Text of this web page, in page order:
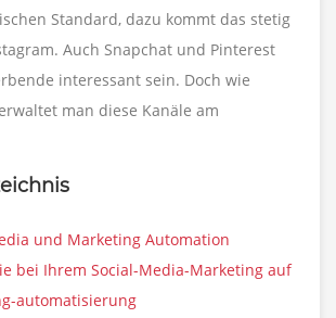
Standard, dazu kommt das stetig
Auch Snapchat und Pinterest
interessant sein. Doch wie
man diese Kanäle am
und Marketing Automation
bei Ihrem Social-Media-Marketing auf
automatisierung